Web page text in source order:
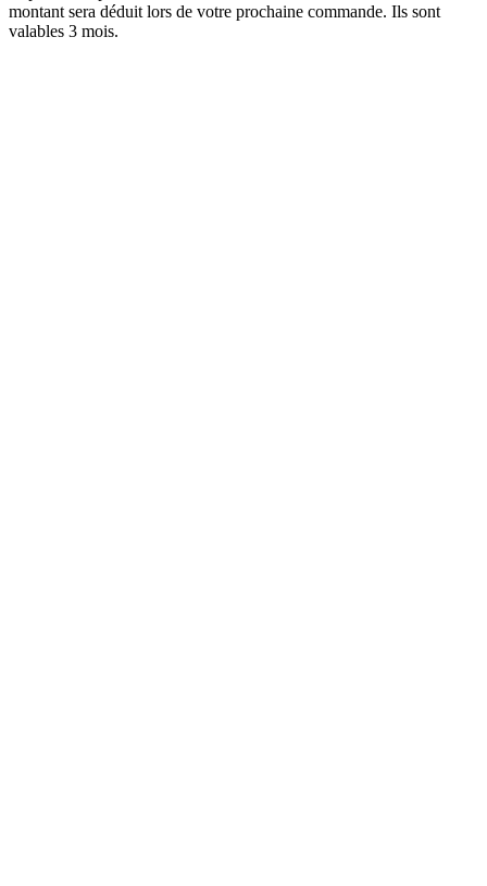
montant sera déduit lors de votre prochaine commande. Ils sont
valables 3 mois.